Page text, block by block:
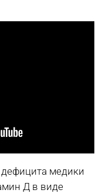
медики
Д в виде